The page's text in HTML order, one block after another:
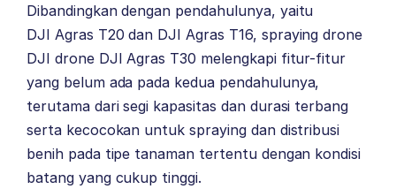
Dibandingkan dengan pendahulunya, yaitu
DJI Agras T20dan DJI Agras T16, spraying drone
DJI drone DJI Agras T30 melengkapi fitur-fitur
yang belum ada pada kedua pendahulunya,
terutama dari segi kapasitas dan durasi terbang
serta kecocokan untuk spraying dan distribusi
benih pada tipe tanaman tertentu dengan kondisi
batang yang cukup tinggi.